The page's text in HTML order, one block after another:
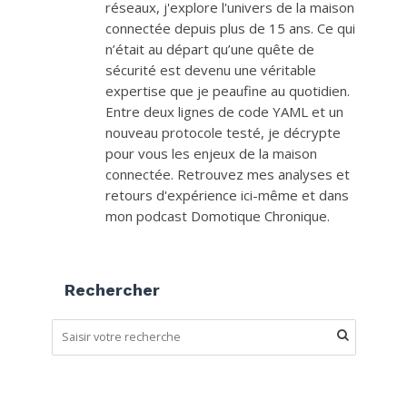
réseaux, j'explore l'univers de la maison
connectée depuis plus de 15 ans. Ce qui
n’était au départ qu’une quête de
sécurité est devenu une véritable
expertise que je peaufine au quotidien.
Entre deux lignes de code YAML et un
nouveau protocole testé, je décrypte
pour vous les enjeux de la maison
connectée. Retrouvez mes analyses et
retours d'expérience ici-même et dans
mon podcast Domotique Chronique.
Rechercher